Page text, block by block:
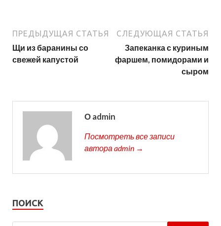
ПРЕДЫДУЩАЯ СТАТЬЯ
Щи из баранины со
свежей капустой
СЛЕДУЮЩАЯ СТАТЬЯ
Запеканка с куриным
фаршем, помидорами и
сыром
О admin
Посмотреть все записи
автора admin →
ПОИСК